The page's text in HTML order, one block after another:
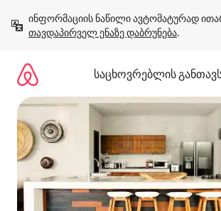
გადასვლა
თავდაპირველ ენაზე დაბრუნება.
საცხოვრებლის